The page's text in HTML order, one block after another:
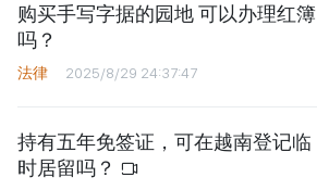
购买手写字据的园地 可以办理红簿
吗？
法律 2025/8/29 24:37:47
持有五年免签证，可在越南登记临
时居留吗？